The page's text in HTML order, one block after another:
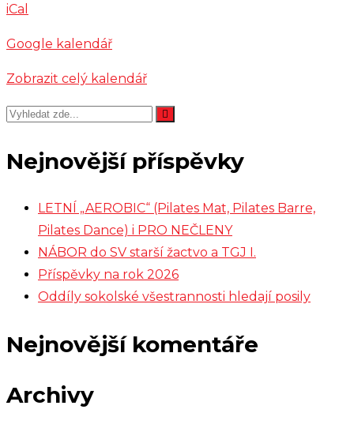
iCal
Google kalendář
Zobrazit celý kalendář
Nejnovější příspěvky
LETNÍ „AEROBIC“ (Pilates Mat, Pilates Barre,
Pilates Dance) i PRO NEČLENY
NÁBOR do SV starší žactvo a TGJ I.
Příspěvky na rok 2026
Oddíly sokolské všestrannosti hledají posily
Nejnovější komentáře
Archivy